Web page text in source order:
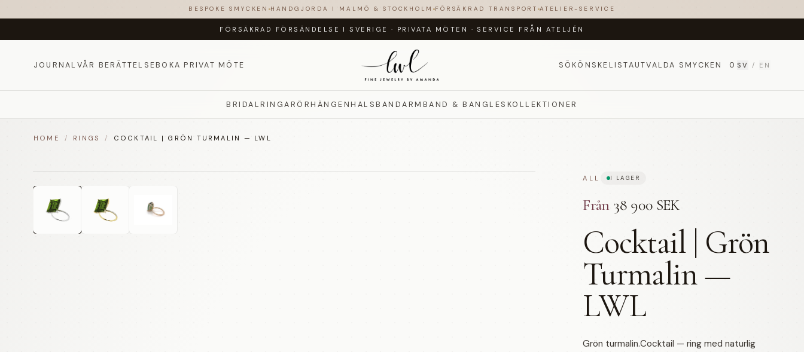
BESPOKE SMYCKEN HANDGJORDA I MALMÖ & STOCKHOLM FÖRSÄKRAD TRANSPORT ATELIER-SERVICE
FÖRSÄKRAD FÖRSÄNDELSE I SVERIGE · PRIVATA MÖTEN ·SERVICE FRÅN ATELJÉN
JOURNAL VÅR BERÄTTELSEBOKA PRIVAT MÖTE SÖKÖNSKELISTAUTVALDA SMYCKEN 0 SV / EN
BRIDALRINGAR ÖRHÄNGEN HALSBANDARMBAND & BANGLES KOLLEKTIONER
HOME / RINGS / COCKTAIL | GRÖN TURMALIN — LWL
ALL I LAGER
Från 38 900 SEK
Cocktail | Grön
Turmalin —
LWL
Grön turmalin.Cocktail — ring med naturlig